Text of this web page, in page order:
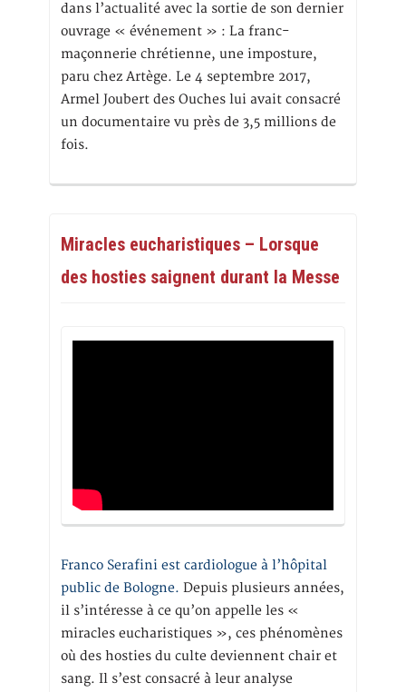
dans l’actualité avec la sortie de son dernier
ouvrage « événement » : La franc-
maçonnerie chrétienne, une imposture,
paru chez Artège. Le 4 septembre 2017,
Armel Joubert des Ouches lui avait consacré
un documentaire vu près de 3,5 millions de
fois.
Miracles eucharistiques – Lorsque
des hosties saignent durant la Messe
Franco Serafini est cardiologue à l’hôpital
public de Bologne. Depuis plusieurs années,
il s’intéresse à ce qu’on appelle les «
miracles eucharistiques », ces phénomènes
où des hosties du culte deviennent chair et
sang. Il s’est consacré à leur analyse